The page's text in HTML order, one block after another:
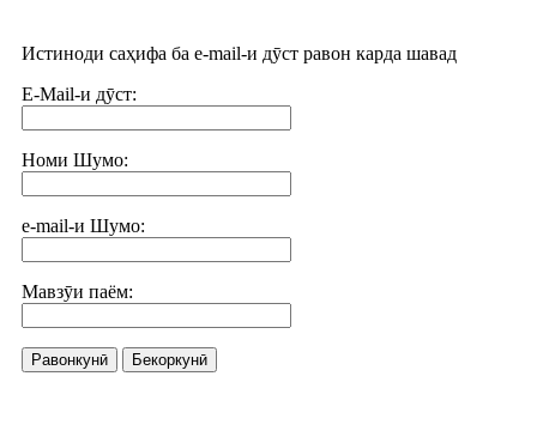
Истиноди саҳифа ба e-mail-и дӯст равон карда шавад
E-Mail-и дӯст:
Номи Шумо:
e-mail-и Шумо:
Мавзӯи паём:
Равонкунӣ Бекоркунӣ